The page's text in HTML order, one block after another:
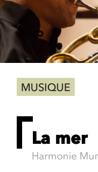
MUSIQUE
La mer
Harmonie